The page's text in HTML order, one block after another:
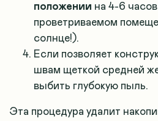
положении на 4-6
проветриваемом
солнце!).
Если позволяет
швам щеткой средней
выбить глубокую пыль.
Эта процедура удалит